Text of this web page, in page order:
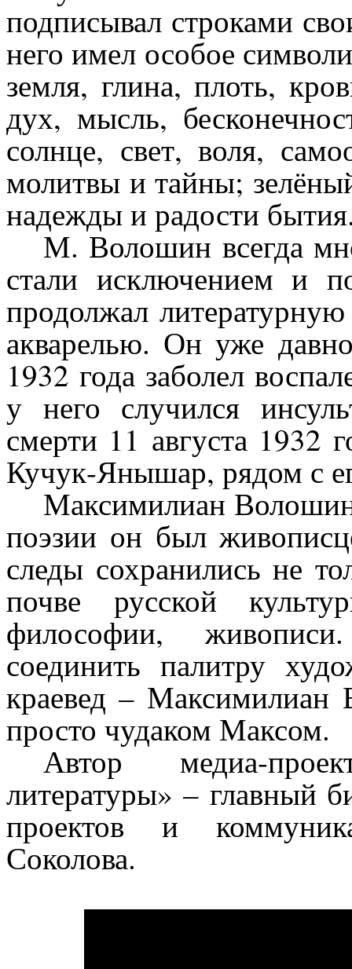
подписывал строками
него имел особое
земля, глина, плоть,
дух, мысль,
солнце, свет, воля,
молитвы и тайны;
надежды и радости
М. Волошин всегда
стали исключением и
продолжал
акварелью. Он уже
1932 года заболел
у него случился
смерти 11 августа 1932
Кучук-Янышар, рядом с
Максимилиан
поэзии он был
следы сохранились не
почве русской
философии,
соединить палитру
краевед – Максимилиан
просто чудаком Максом.
Автор медиа-
литературы» – главный
проектов и
Соколова.